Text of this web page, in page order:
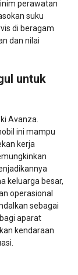
perawatan
suku
di beragam
dan nilai
untuk
Avanza.
ini mampu
kerja
keluarga besar,
operasional
sebagai
aparat
kendaraan